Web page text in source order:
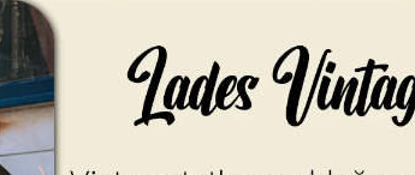
Levi's Vintage
(MODA1629)